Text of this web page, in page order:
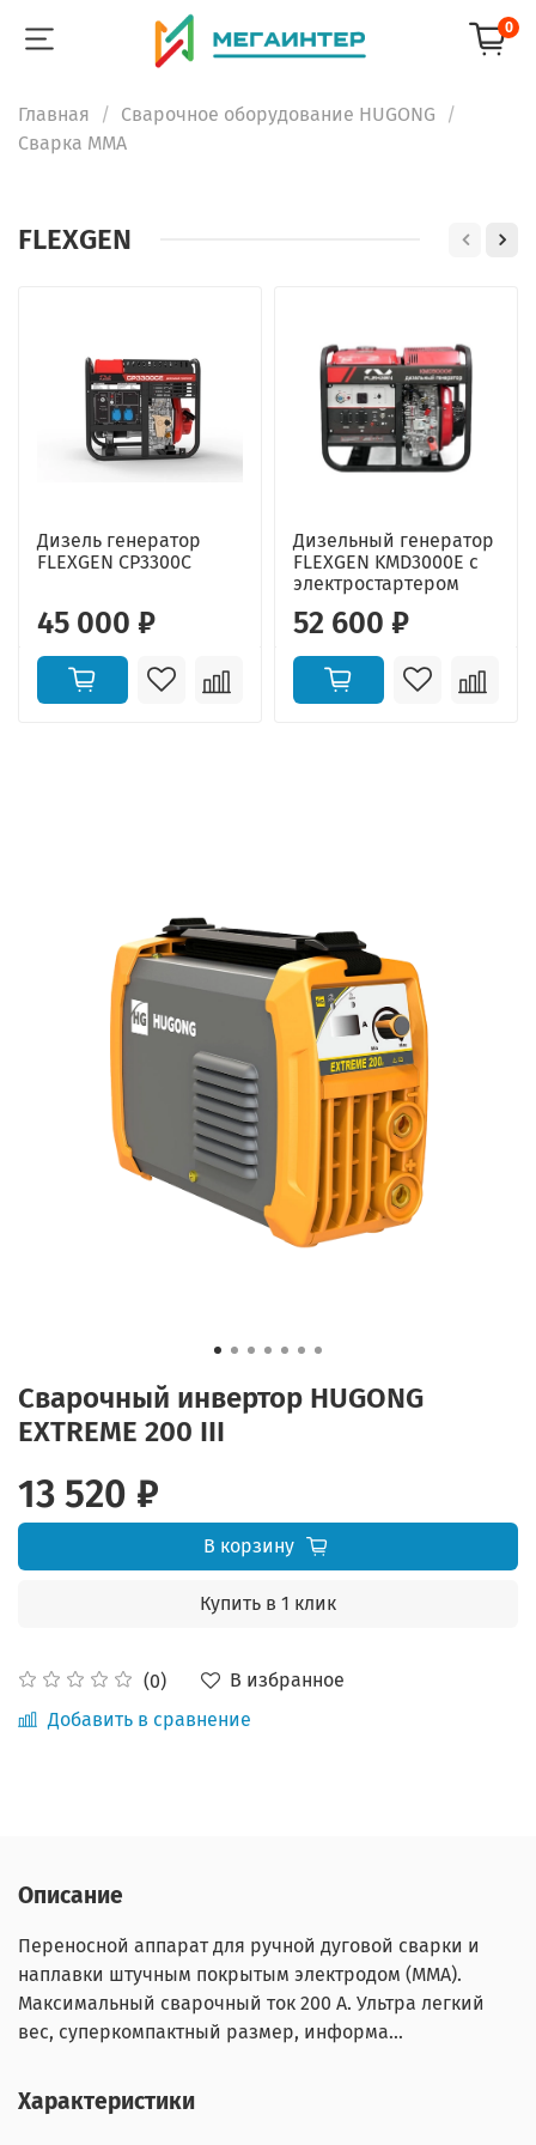
0
Главная
Сварочное оборудование HUGONG
Сварка ММА
FLEXGEN
Дизель генератор
FLEXGEN CP3300C
45 000 ₽
Дизельный генератор
FLEXGEN KMD3000E с
электростартером
52 600 ₽
Сварочный инвертор HUGONG
EXTREME 200 III
(0)
В избранное
Добавить в сравнение
13 520 ₽
В корзину
Купить в 1 клик
Описание
Переносной аппарат для ручной дуговой сварки и
наплавки штучным покрытым электродом (MMA).
Максимальный сварочный ток 200 А. Ультра легкий
вес, суперкомпактный размер, информа...
Характеристики